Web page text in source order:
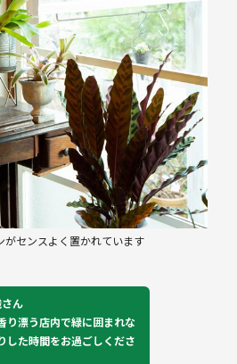
がセンスよく置かれています
ん
り漂う店内で緑に囲まれな
した時間をお過ごしくださ